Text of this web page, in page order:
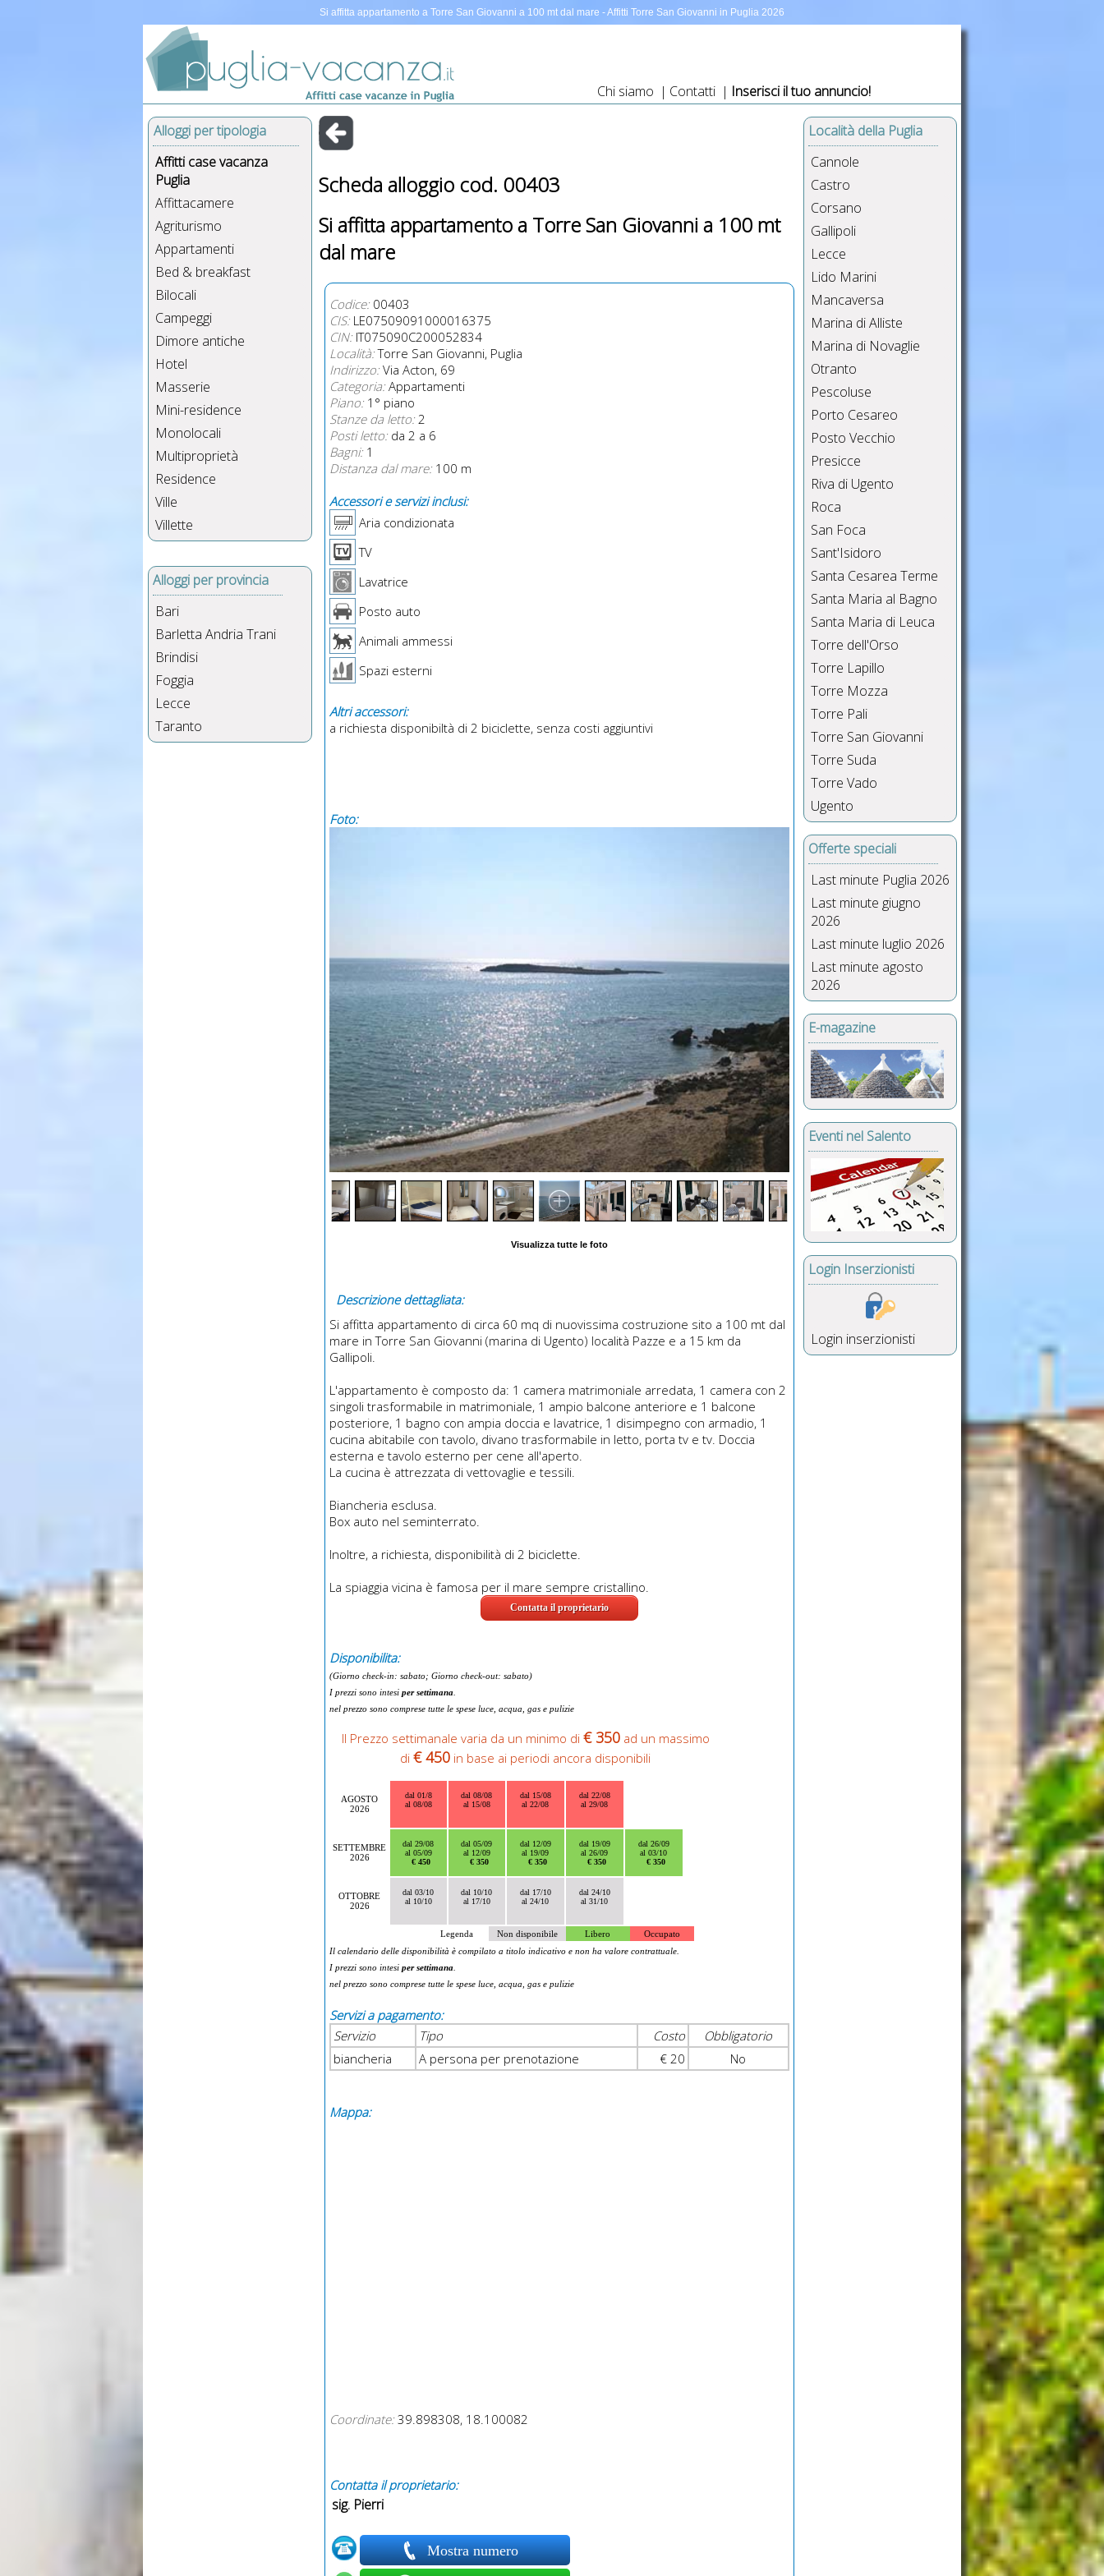
Si affitta appartamento a Torre San Giovanni a 100 mt dal mare - Affitti Torre San Giovanni in Puglia 2026
Chi siamo | Contatti | Inserisci il tuo annuncio!
Alloggi per tipologia
Affitti case vacanza
Puglia
Affittacamere
Agriturismo
Appartamenti
Bed & breakfast
Bilocali
Campeggi
Dimore antiche
Hotel
Masserie
Mini-residence
Monolocali
Multiproprietà
Residence
Ville
Villette
Alloggi per provincia
Bari
Barletta Andria Trani
Brindisi
Foggia
Lecce
Taranto
Scheda alloggio cod. 00403
Si affitta appartamento a Torre San Giovanni a 100 mt
dal mare
Codice:00403
CIS:LE07509091000016375
CIN:IT075090C200052834
Località:Torre San Giovanni, Puglia
Indirizzo:Via Acton, 69
Categoria:Appartamenti
Piano:1° piano
Stanze da letto:2
Posti letto:da 2 a 6
Bagni:1
Distanza dal mare:100 m
Accessori e servizi inclusi:
Aria condizionata
TV
Lavatrice
Posto auto
Animali ammessi
Spazi esterni
Altri accessori:
a richiesta disponibiltà di 2 biciclette, senza costi aggiuntivi
Foto:
Visualizza tutte le foto
Descrizione dettagliata:
Si affitta appartamento di circa 60 mq di nuovissima costruzione sito a 100 mt dal
mare in Torre San Giovanni (marina di Ugento) località Pazze e a 15 km da
Gallipoli.
L'appartamento è composto da: 1 camera matrimoniale arredata, 1 camera con 2
singoli trasformabile in matrimoniale, 1 ampio balcone anteriore e 1 balcone
posteriore, 1 bagno con ampia doccia e lavatrice, 1 disimpegno con armadio, 1
cucina abitabile con tavolo, divano trasformabile in letto, porta tv e tv. Doccia
esterna e tavolo esterno per cene all'aperto.
La cucina è attrezzata di vettovaglie e tessili.
Biancheria esclusa.
Box auto nel seminterrato.
Inoltre, a richiesta, disponibilità di 2 biciclette.
La spiaggia vicina è famosa per il mare sempre cristallino.
Contatta il proprietario
Disponibilita:
(Giorno check-in: sabato; Giorno check-out: sabato)
I prezzi sono intesi per settimana.
nel prezzo sono comprese tutte le spese luce, acqua, gas e pulizie
Il Prezzo settimanale varia da un minimo di € 350ad un massimo
di€ 450 in base ai periodi ancora disponibili
AGOSTO
2026
dal 01/8
al 08/08
dal 08/08
al 15/08
dal 15/08
al 22/08
dal 22/08
al 29/08
SETTEMBRE
2026
dal 29/08
al 05/09
€ 450
dal 05/09
al 12/09
€ 350
dal 12/09
al 19/09
€ 350
dal 19/09
al 26/09
€ 350
dal 26/09
al 03/10
€ 350
OTTOBRE
2026
dal 03/10
al 10/10
dal 10/10
al 17/10
dal 17/10
al 24/10
dal 24/10
al 31/10
Legenda Non disponibile Libero
Occupato
Il calendario delle disponibilità è compilato a titolo indicativo e non ha valore contrattuale.
I prezzi sono intesi per settimana.
nel prezzo sono comprese tutte le spese luce, acqua, gas e pulizie
Servizi a pagamento:
Servizio
Tipo Costo
Obbligatorio
biancheria
A persona per prenotazione € 20 No
Mappa:
Coordinate: 39.898308, 18.100082
Contatta il proprietario:
sig. Pierri
Mostra numero
Località della Puglia
Cannole
Castro
Corsano
Gallipoli
Lecce
Lido Marini
Mancaversa
Marina di Alliste
Marina di Novaglie
Otranto
Pescoluse
Porto Cesareo
Posto Vecchio
Presicce
Riva di Ugento
Roca
San Foca
Sant'Isidoro
Santa Cesarea Terme
Santa Maria al Bagno
Santa Maria di Leuca
Torre dell'Orso
Torre Lapillo
Torre Mozza
Torre Pali
Torre San Giovanni
Torre Suda
Torre Vado
Ugento
Offerte speciali
Last minute Puglia 2026
Last minute giugno
2026
Last minute luglio 2026
Last minute agosto
2026
E-magazine
Eventi nel Salento
Login Inserzionisti
Login inserzionisti